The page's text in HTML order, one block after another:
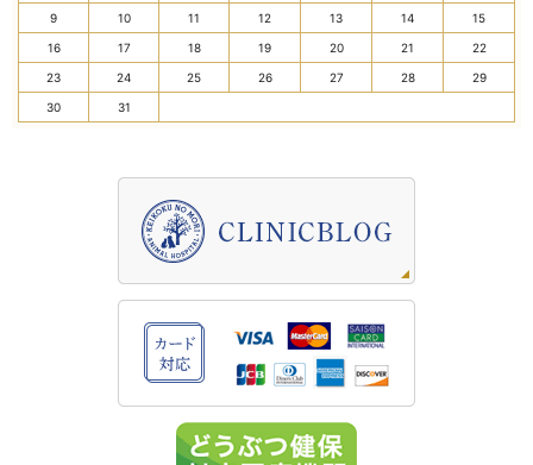
9 10 11 12 13 14 15
16 17 18 19 20 21 22
23 24 25 26 27 28 29
30 31